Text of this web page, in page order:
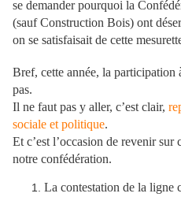
se demander pourquoi la
(sauf Construction Bois) ont
on se satisfaisait de cette
Bref, cette année, la participation
pas.
Il ne faut pas y aller, c’est clair,
sociale et politique.
Et c’est l’occasion de revenir sur
notre confédération.
La contestation de la ligne